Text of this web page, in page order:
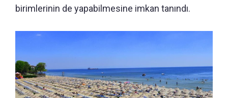
birimlerinin de yapabilmesine imkan tanındı.